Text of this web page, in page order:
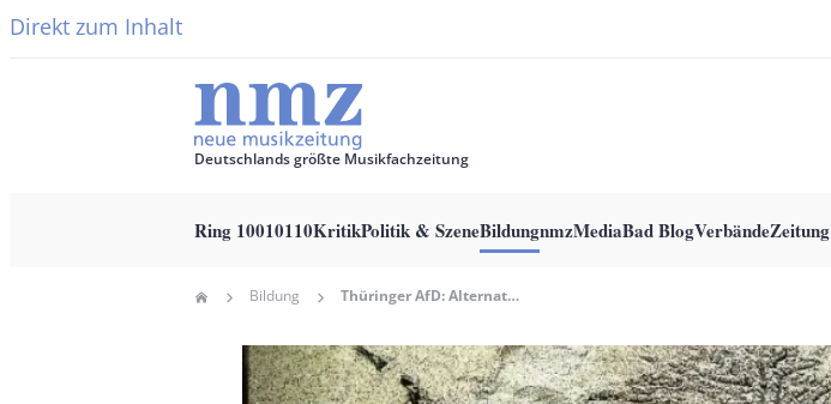
Direkt zum Inhalt
Deutschlands größte Musikfachzeitung
navigation
Ring 10010110KritikPolitik & SzeneBildungnmzMediaBad BlogVerbändeZeitung
Pfadnavigation
Home Bildung Thüringer AfD: Alternative Zur Schulpflicht Nicht Verteufeln
Hauptbild